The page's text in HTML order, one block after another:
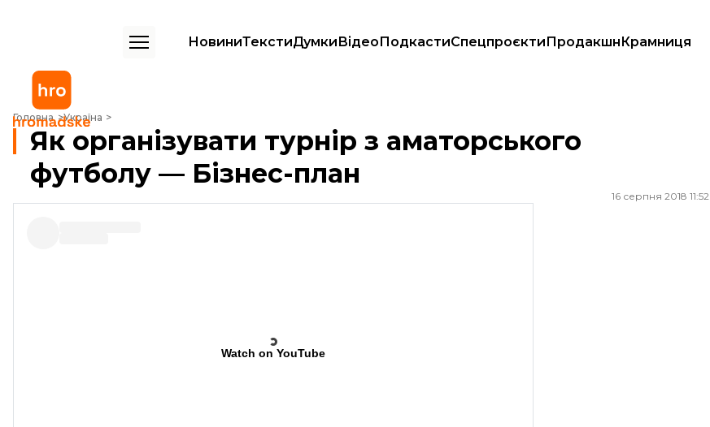
НовиниТекстиДумкиВідеоПодкастиСпецпроєктиПродакшнКрамниця
Головна Україна
Як організувати турнір з аматорського футболу — Бізнес-план
Як організувати турнір з аматорського
футболу — Бізнес-план
16 серпня 2018 11:52
Watch on YouTube